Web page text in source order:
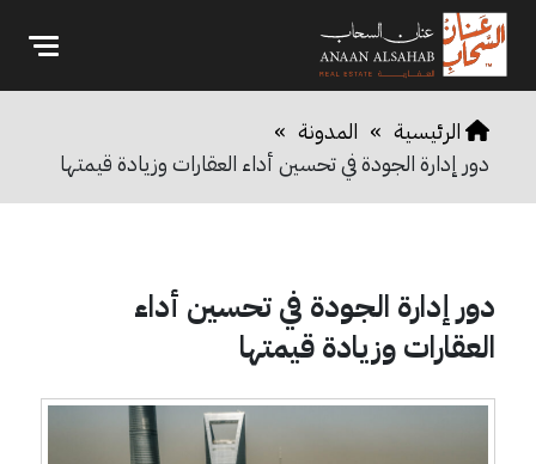
الرئيسية » المدونة »
دور إدارة الجودة في تحسين أداء العقارات وزيادة قيمتها
دور إدارة الجودة في تحسين أداء
العقارات وزيادة قيمتها